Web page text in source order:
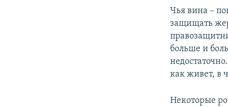
Чья вина –
защищать
больше и
как живет, в
Некоторые